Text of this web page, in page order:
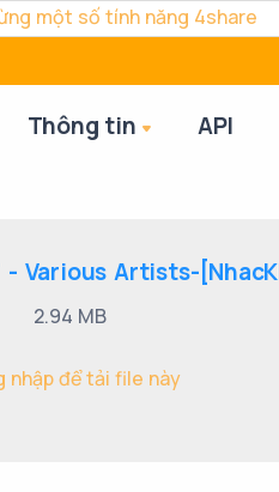
một số tính năng 4share
Thông tin API
Various Artists-
2.94 MB
nhập để tải file này